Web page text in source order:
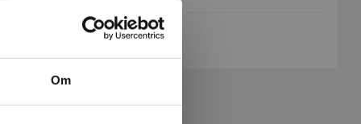
Om
Köp- och leveransvillkor